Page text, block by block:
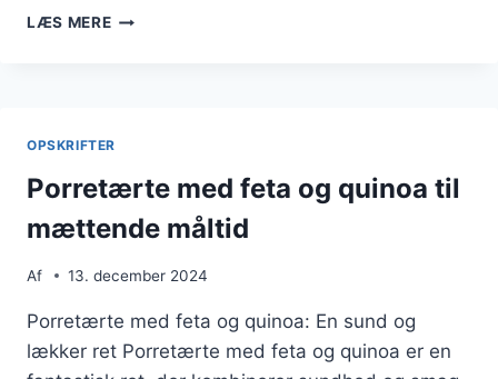
LÆS MEREUVENTET
OPSKRIFTER
Porretærte med feta og quinoa til
mættende måltid
Af 13. december 2024
Porretærte med feta og quinoa: En sund og
lækker ret Porretærte med feta og quinoa er en